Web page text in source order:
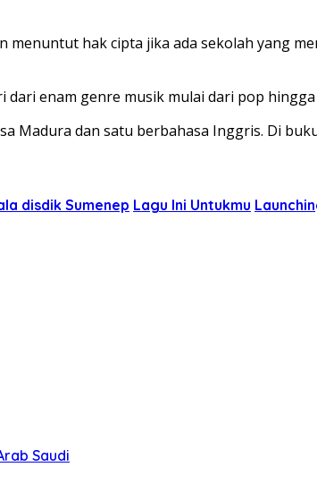
menuntut hak cipta jika ada sekolah yang
enam genre musik mulai dari pop
Madura dan satu berbahasa Inggris. Di
disdik Sumenep Lagu Ini Untukmu
Saudi